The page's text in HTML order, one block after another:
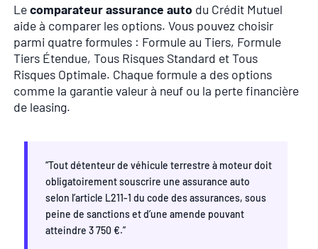
Lecomparateur assurance auto du Crédit Mutuel
aide à comparer les options. Vous pouvez choisir
parmi quatre formules : Formule au Tiers, Formule
Tiers Étendue, Tous Risques Standard et Tous
Risques Optimale. Chaque formule a des options
comme la garantie valeur à neuf ou la perte financière
de leasing.
“Tout détenteur de véhicule terrestre à moteur doit
obligatoirement souscrire une assurance auto
selon l’article L211-1 du code des assurances, sous
peine de sanctions et d’une amende pouvant
atteindre 3 750 €.”